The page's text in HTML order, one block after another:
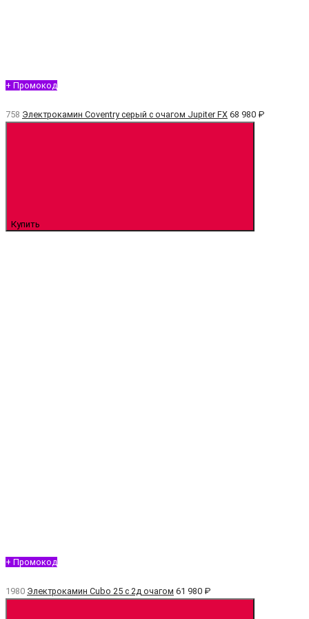
+ Промокод
758 Электрокамин Coventry серый с очагом Jupiter FX 68 980 ₽
Купить
+ Промокод
1980 Электрокамин Cubo 25 с 2д очагом 61 980 ₽